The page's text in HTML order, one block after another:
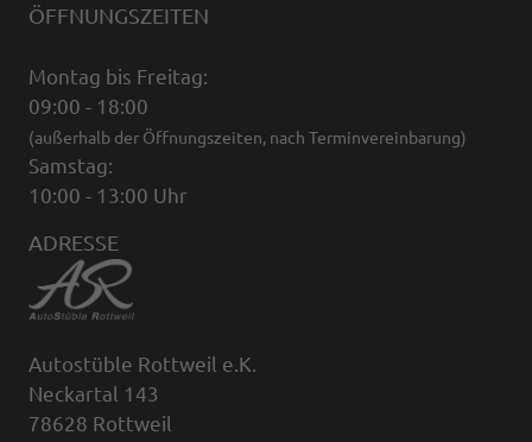
ÖFFNUNGSZEITEN
Montag bis Freitag:
09:00 - 18:00
(außerhalb der Öffnungszeiten, nach Terminvereinbarung)
Samstag:
10:00 - 13:00 Uhr
ADRESSE
Autostüble Rottweil e.K.
Neckartal 143
78628 Rottweil